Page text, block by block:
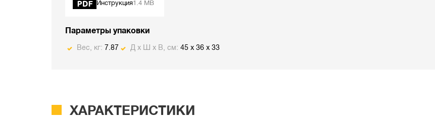
Инструкция1.4 MB
Параметры упаковки
Вес, кг: 7.87 Д х Ш х В, см: 45 x 36 x 33
ХАРАКТЕРИСТИКИ